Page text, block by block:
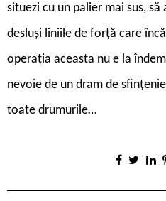
situezi cu un palier mai sus,
desluși liniile de forță care
operația aceasta nu e la
nevoie de un dram de
toate drumurile…